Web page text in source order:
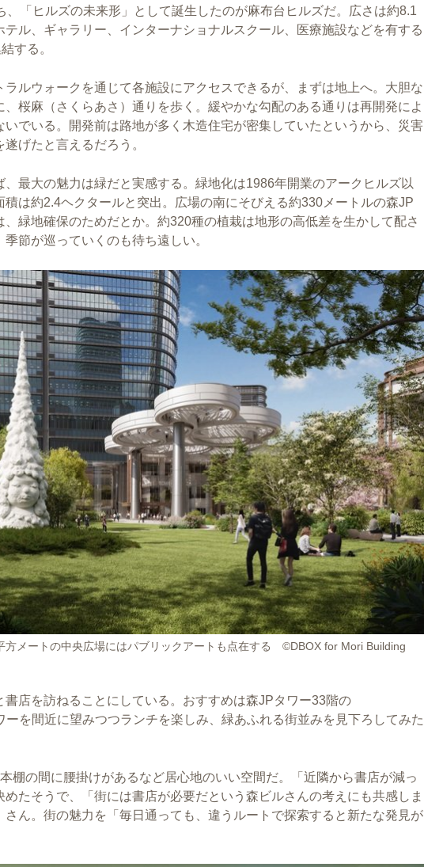
、「ヒルズの未来形」として誕生したのが麻布台ヒルズだ。広さは約8.1
ル、ギャラリー、インターナショナルスクール、医療施設などを有する
する。
ルウォークを通じて各施設にアクセスできるが、まずは地上へ。大胆な
桜麻（さくらあさ）通りを歩く。緩やかな勾配のある通りは再開発によ
でいる。開発前は路地が多く木造住宅が密集していたというから、災害
げたと言えるだろう。
最大の魅力は緑だと実感する。緑地化は1986年開業のアークヒルズ以
は約2.4ヘクタールと突出。広場の南にそびえる約330メートルの森JP
緑地確保のためだとか。約320種の植栽は地形の高低差を生かして配さ
節が巡っていくのも待ち遠しい。
メートの中央広場にはパブリックアートも点在する ©DBOX for Mori Building
店を訪ねることにしている。おすすめは森JPタワー33階の
ーを間近に望みつつランチを楽しみ、緑あふれる街並みを見下ろしてみた
棚の間に腰掛けがあるなど居心地のいい空間だ。「近隣から書店が減っ
たそうで、「街には書店が必要だという森ビルさんの考えにも共感しま
ん。街の魅力を「毎日通っても、違うルートで探索すると新たな発見が